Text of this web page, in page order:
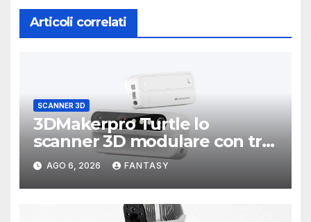
Articoli correlati
SCANNER 3D
3DMakerpro Turtle lo
scanner 3D modulare con tre
testine intercambiabili
AGO 6, 2026 FANTASY